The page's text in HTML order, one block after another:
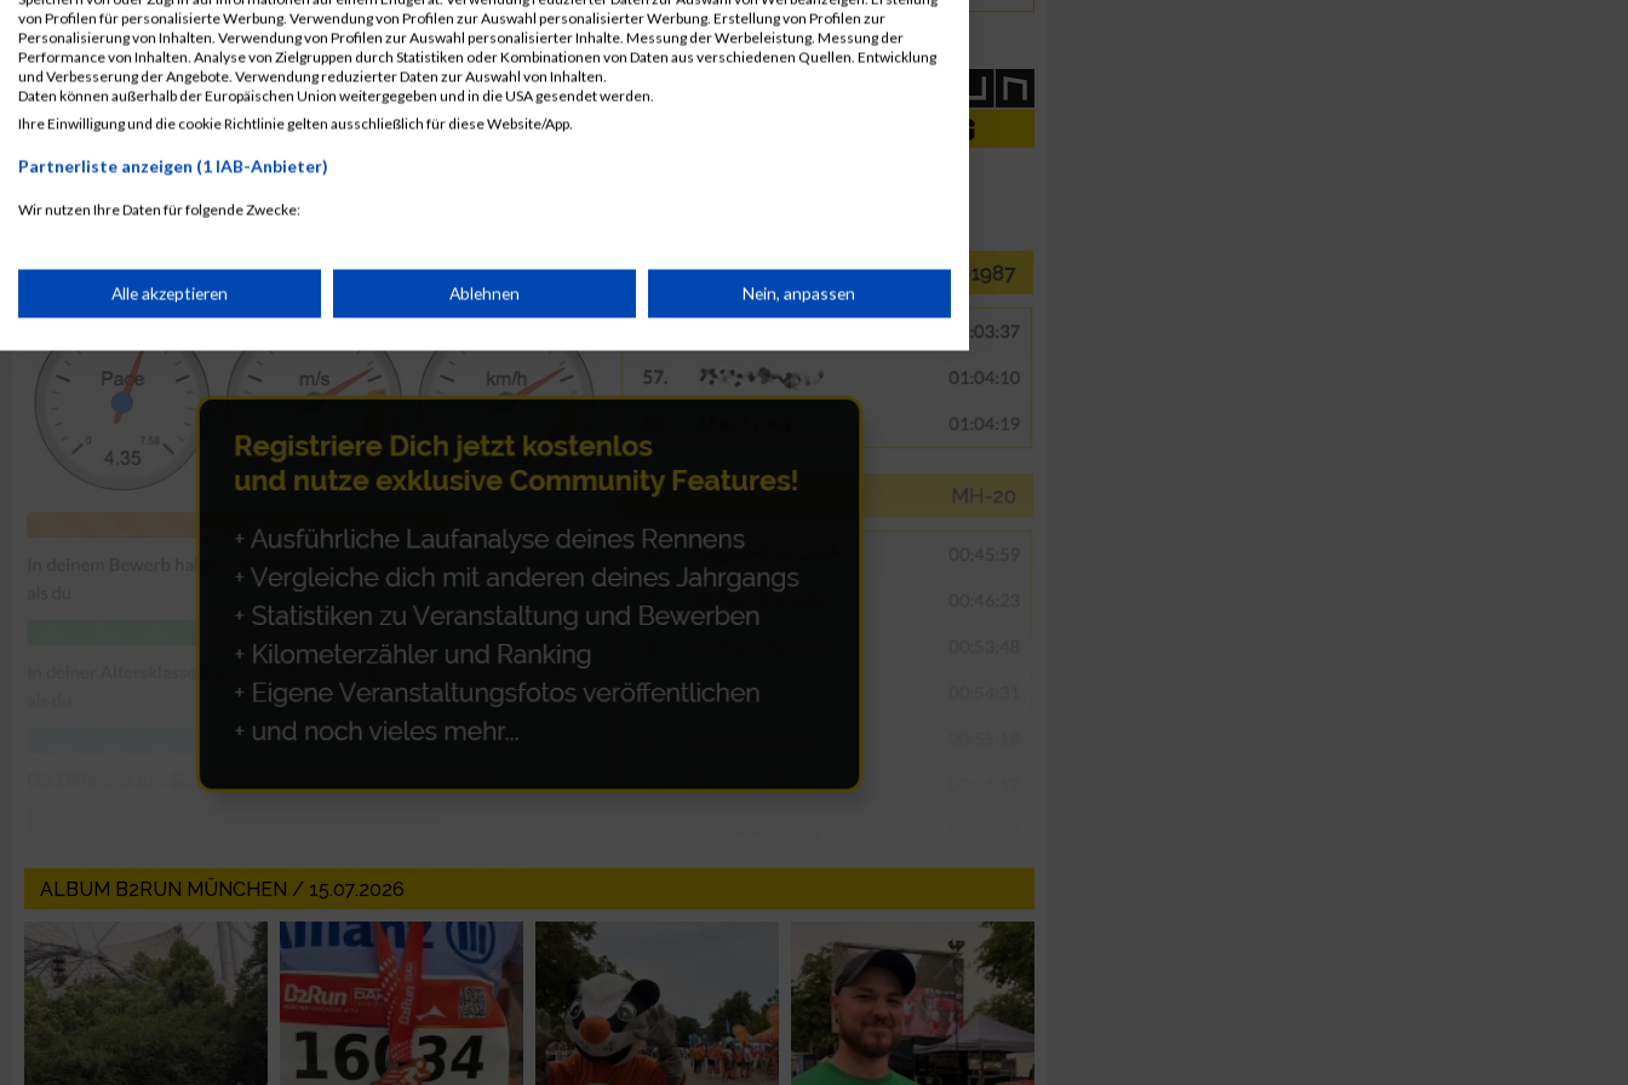
Rang:200.
Kontaktformular / Fragen
zur Zeitmessung
ALBUM B2RUN MÜNCHEN / 15.07.2026
von Profilen für personalisierte Werbung. Verwendung von Profilen zur Auswahl personalisierter Werbung. Erstellung von Profilen zur
Personalisierung von Inhalten. Verwendung von Profilen zur Auswahl personalisierter Inhalte. Messung der Werbeleistung. Messung der
Performance von Inhalten. Analyse von Zielgruppen durch Statistiken oder Kombinationen von Daten aus verschiedenen Quellen. Entwicklung
und Verbesserung der Angebote. Verwendung reduzierter Daten zur Auswahl von Inhalten.
Daten können außerhalb der Europäischen Union weitergegeben und in die USA gesendet werden.
Ihre Einwilligung und die cookie Richtlinie gelten ausschließlich für diese Website/App.
Partnerliste anzeigen (1 IAB-Anbieter)
Wir nutzen Ihre Daten für folgende Zwecke:
Speichern von oder Zugriff auf Informationen auf einem Endgerät
Verwendung reduzierter Daten zur Auswahl von Werbeanzeigen
Erstellung von Profilen für personalisierte Werbung
Erstellung von Profilen zur Personalisierung von Inhalten
Verwendung von Profilen zur Auswahl personalisierter Inhalte
Messung der Werbeleistung
Analyse von Zielgruppen durch Statistiken oder Kombinationen von Daten aus
verschiedenen Quellen
Entwicklung und Verbesserung der Angebote
Verwendung reduzierter Daten zur Auswahl von Inhalten
Alle akzeptieren Ablehnen Nein, anpassen